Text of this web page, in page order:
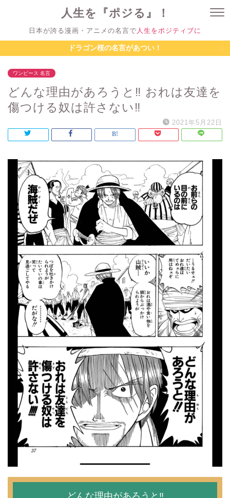
人生を『ポジる』！
日本が誇る漫画・アニメの名言で 人生をポジティブに
ドラゴン桜の名言があつい！
ワンピース 名言
どんな理由があろうと‼ おれは友達を
傷つける奴は許さない‼
2021年5月22日
どんな理由があろうと‼